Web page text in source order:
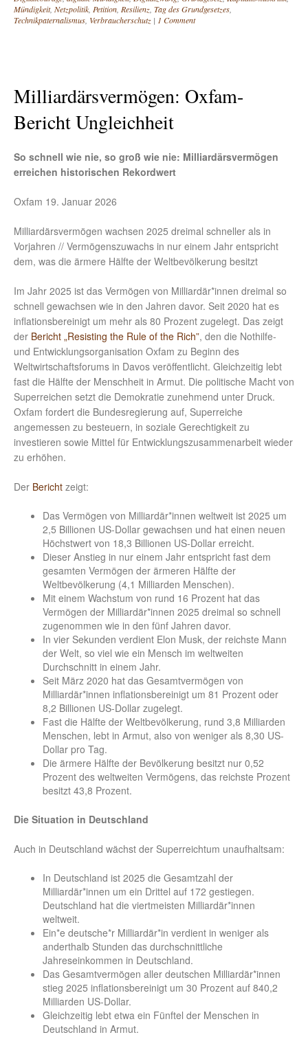
Mündigkeit, Netzpolitik, Petition, Resilienz, Tag des Grundgesetzes,
Technikpaternalismus, Verbraucherschutz | 1 Comment
Milliardärsvermögen: Oxfam-
Bericht Ungleichheit
So schnell wie nie, so groß wie nie: Milliardärsvermögen
erreichen historischen Rekordwert
Oxfam 19. Januar 2026
Milliardärsvermögen wachsen 2025 dreimal schneller als in
Vorjahren // Vermögenszuwachs in nur einem Jahr entspricht
dem, was die ärmere Hälfte der Weltbevölkerung besitzt
Im Jahr 2025 ist das Vermögen von Milliardär*innen dreimal so
schnell gewachsen wie in den Jahren davor. Seit 2020 hat es
inflationsbereinigt um mehr als 80 Prozent zugelegt. Das zeigt
der Bericht „Resisting the Rule of the Rich”, den die Nothilfe-
und Entwicklungsorganisation Oxfam zu Beginn des
Weltwirtschaftsforums in Davos veröffentlicht. Gleichzeitig lebt
fast die Hälfte der Menschheit in Armut. Die politische Macht von
Superreichen setzt die Demokratie zunehmend unter Druck.
Oxfam fordert die Bundesregierung auf, Superreiche
angemessen zu besteuern, in soziale Gerechtigkeit zu
investieren sowie Mittel für Entwicklungszusammenarbeit wieder
zu erhöhen.
Der Bericht zeigt:
Das Vermögen von Milliardär*innen weltweit ist 2025 um
2,5 Billionen US-Dollar gewachsen und hat einen neuen
Höchstwert von 18,3 Billionen US-Dollar erreicht.
Dieser Anstieg in nur einem Jahr entspricht fast dem
gesamten Vermögen der ärmeren Hälfte der
Weltbevölkerung (4,1 Milliarden Menschen).
Mit einem Wachstum von rund 16 Prozent hat das
Vermögen der Milliardär*innen 2025 dreimal so schnell
zugenommen wie in den fünf Jahren davor.
In vier Sekunden verdient Elon Musk, der reichste Mann
der Welt, so viel wie ein Mensch im weltweiten
Durchschnitt in einem Jahr.
Seit März 2020 hat das Gesamtvermögen von
Milliardär*innen inflationsbereinigt um 81 Prozent oder
8,2 Billionen US-Dollar zugelegt.
Fast die Hälfte der Weltbevölkerung, rund 3,8 Milliarden
Menschen, lebt in Armut, also von weniger als 8,30 US-
Dollar pro Tag.
Die ärmere Hälfte der Bevölkerung besitzt nur 0,52
Prozent des weltweiten Vermögens, das reichste Prozent
besitzt 43,8 Prozent.
Die Situation in Deutschland
Auch in Deutschland wächst der Superreichtum unaufhaltsam:
In Deutschland ist 2025 die Gesamtzahl der
Milliardär*innen um ein Drittel auf 172 gestiegen.
Deutschland hat die viertmeisten Milliardär*innen
weltweit.
Ein*e deutsche*r Milliardär*in verdient in weniger als
anderthalb Stunden das durchschnittliche
Jahreseinkommen in Deutschland.
Das Gesamtvermögen aller deutschen Milliardär*innen
stieg 2025 inflationsbereinigt um 30 Prozent auf 840,2
Milliarden US-Dollar.
Gleichzeitig lebt etwa ein Fünftel der Menschen in
Deutschland in Armut.